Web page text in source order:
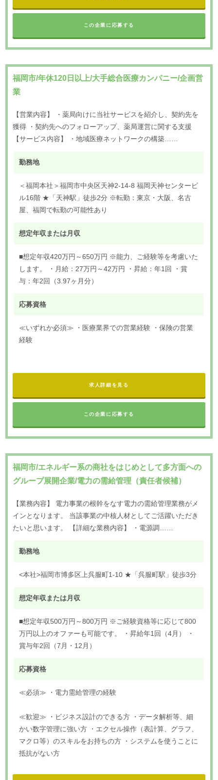
この企業に応募する
福岡市/年休120日以上/大手総合医療カンパニー/企画営
業
【営業内容】 ・薬局向けに当社サービスを紹介し、契約先を
獲得 ・契約先へのフォローアップ、薬局運営に関する支援
【サービス内容】 ・地域医療ネットワークの構築……
勤務地
＜福岡本社＞福岡市中央区天神2-14-8 福岡天神センタービ
ル16階 ★「天神駅」徒歩2分 ※転勤：東京・大阪、名古
屋、福岡で転勤の可能性あり
想定年収または月収
■想定年収420万円～650万円 ※能力、ご経験等を考慮いた
します。 ・月給：27万円～42万円 ・昇給：年1回 ・賞
与：年2回（3.97ヶ月分）
応募資格
≪いずれか必須≫ ・医療業界での営業経験 ・保険の営業
経験
求人詳細を見る
この企業に応募する
福岡市/エネルギー系の商社をはじめとして多方面への
グループ展開企業/電力の需給管理（責任者候補）
【業務内容】 電力事業の根幹をなす電力の需給管理業務がメ
インとなります。 当該事業の中核人材としてご活躍いただき
たいと思います。 【詳細な業務内容】 ・電源調……
勤務地
<本社>福岡市博多区上呉服町1-10 ★「呉服町駅」徒歩3分
想定年収または月収
■想定年収500万円～800万円 ※ご経験資格等に応じて800
万円以上のオファーも可能です。 ・昇給年1回（4月） ・
賞与年2回（7月・12月）
応募資格
≪必須≫ ・電力需給管理の経験
≪歓迎≫ ・ビジネス設計のできる方 ・データ解析等、細
かい数字管理に強い方 ・エクセル操作（表計算、グラフ、
マクロ等）のスキルをお持ちの方 ・システムを使うことに
抵抗がない方